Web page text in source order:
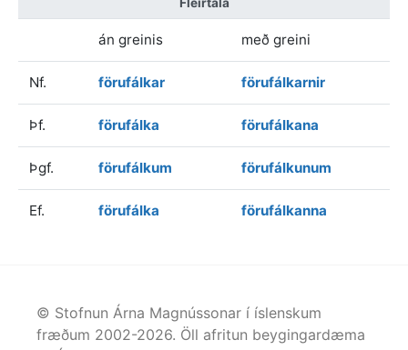
án greinis með greini
Nf. förufálkar förufálkarnir
Þf. förufálka förufálkana
Þgf. förufálkum förufálkunum
Ef. förufálka förufálkanna
© Stofnun Árna Magnússonar í íslenskum
fræðum 2002-2026. Öll afritun beygingardæma